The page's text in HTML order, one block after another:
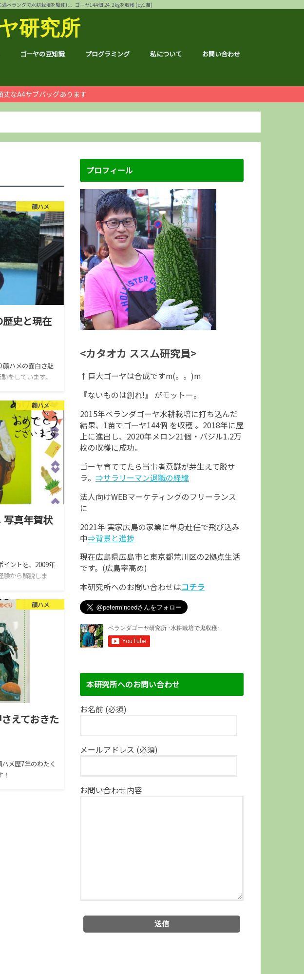
ベランダで水耕栽培を駆使し、ゴーヤ144個 24.2kgを収穫 (by1苗)
研究所
ゴーヤの豆知識 プログラミング 私について お問い合わせ
月次運営報告
ノウハウ
ブロフェス
顔ハメ
お宝記事
サカナクション
ハンドメイド
上野の森ハーフマラソン
荒川リバーサイドマラソン
久喜マラソン
体幹トレーニング
地元広島のこと
北区のこと
荒川区のこと
台東区のこと
茨城のこと
京都のこと
グルメ
個別銘柄分析
株主総会レポ
株主優待
雑貨屋ブルドッグ
仮想通貨
本多静六
お得な節約情報
ふるさと納税
なA4サブバッグあります
顔ハメ
歴史と現在
顔ハメの面白さ魅
をしています。
▲ 意…
顔ハメ
写真年賀状
イントを、2009年
験から解説しま
顔ハメ
えておきた
メ歴7年のわたく
プロフィール
<カタオカ ススム研究員>
↑巨大ゴーヤは合成ですm(。。)m
『ないものは創れ!』 がモットー。
2015年ベランダゴーヤ水耕栽培に打ち込んだ
結果、1苗でゴーヤ144個 を収穫 。2018年に屋
上に進出し、2020年メロン21個・バジル1.2万
枚の収穫に成功。
ゴーヤ育ててたら当事者意識が芽生えて脱サ
ラ。 ⇒サラリーマン退職の経緯
法人向けWEBマーケティングのフリーランス
に
2021年 実家広島の家業に単身赴任で飛び込み
中⇒背景と進捗
現在広島県広島市と東京都荒川区の2拠点生活
です。(広島率高め)
本研究所へのお問い合わせはコチラ
本研究所へのお問い合わせ
お名前 (必須)
メールアドレス (必須)
お問い合わせ内容